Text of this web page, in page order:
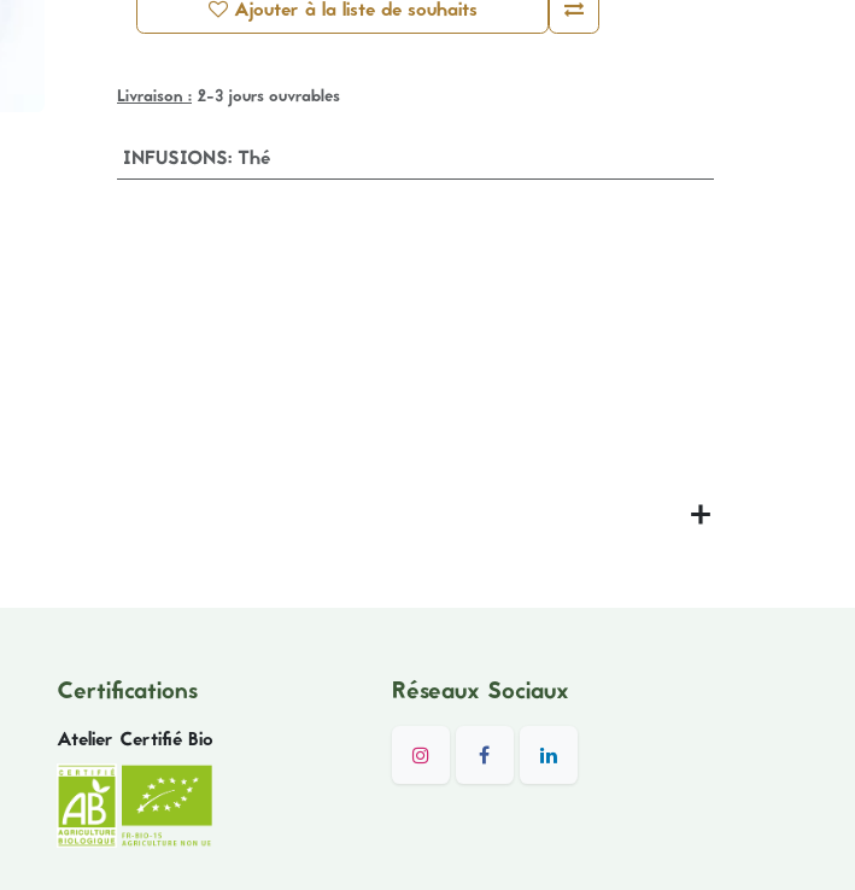
Ajouter à la liste de souhaits
Livraison : 2-3 jours ouvrables
INFUSIONS: Thé
Certifications
Atelier Certifié Bio
Réseaux Sociaux